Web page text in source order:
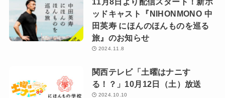
ッドキャスト『NIHONMONO 中
田英寿 にほんのほんものを巡る
旅』のお知らせ
2024.11.8
関西テレビ「土曜はナニす
る！？」10月12日（土）放送
2024.10.10